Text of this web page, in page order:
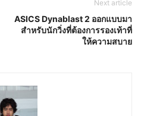
Next article
ASICS Dynablast 2 ออกแบบมา
สำหรับนักวิ่งที่ต้องการรองเท้าที่
ให้ความสบาย